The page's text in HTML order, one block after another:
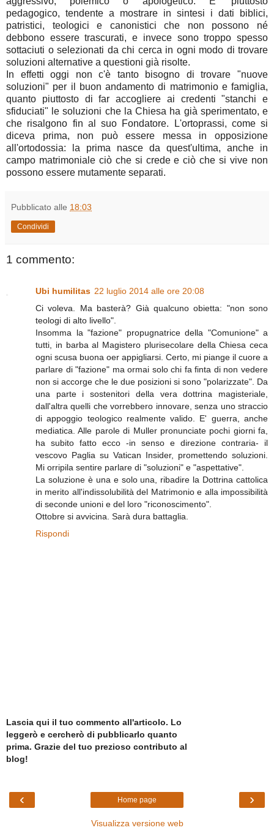
pedagogico, tendente a mostrare in sintesi i dati biblici,
patristici, teologici e canonistici che non possono né
debbono essere trascurati, e invece sono troppo spesso
sottaciuti o selezionati da chi cerca in ogni modo di trovare
soluzioni alternative a questioni già risolte.
In effetti oggi non c'è tanto bisogno di trovare "nuove
soluzioni" per il buon andamento di matrimonio e famiglia,
quanto piuttosto di far accogliere ai credenti "stanchi e
sfiduciati" le soluzioni che la Chiesa ha già sperimentato, e
che risalgono fin al suo Fondatore. L'ortoprassi, come si
diceva prima, non può essere messa in opposizione
all'ortodossia: la prima nasce da quest'ultima, anche in
campo matrimoniale ciò che si crede e ciò che si vive non
possono essere mutamente separati.
Pubblicato alle 18:03
Condividi
1 commento:
Ubi humilitas 22 luglio 2014 alle ore 20:08
Ci voleva. Ma basterà? Già qualcuno obietta: "non sono
teologi di alto livello".
Insomma la "fazione" propugnatrice della "Comunione" a
tutti, in barba al Magistero plurisecolare della Chiesa ceca
ogni scusa buona oer appigliarsi. Certo, mi piange il cuore a
parlare di "fazione" ma ormai solo chi fa finta di non vedere
non si accorge che le due posizioni si sono "polarizzate". Da
una parte i sostenitori della vera dottrina magisteriale,
dall'altra quelli che vorrebbero innovare, senza uno straccio
di appoggio teologico realmente valido. E' guerra, anche
mediatica. Alle parole di Muller pronunciate pochi giorni fa,
ha subito fatto ecco -in senso e direzione contraria- il
vescovo Paglia su Vatican Insider, promettendo soluzioni.
Mi orripila sentire parlare di "soluzioni" e "aspettative".
La soluzione è una e solo una, ribadire la Dottrina cattolica
in merito all'indissolubilità del Matrimonio e alla impossibilità
di seconde unioni e del loro "riconoscimento".
Ottobre si avvicina. Sarà dura battaglia.
Rispondi
Lascia qui il tuo commento all'articolo. Lo
leggerò e cercherò di pubblicarlo quanto
prima. Grazie del tuo prezioso contributo al
blog!
‹ ›
Home page
Visualizza versione web